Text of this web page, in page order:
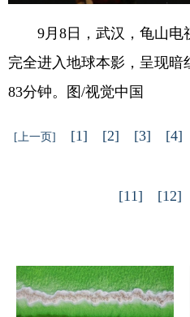
9月8日，武汉，龟山电
完全进入地球本影，呈现暗
83分钟。图/视觉中国
[上一页] [1] [2] [3] [4]
[11]
[12]